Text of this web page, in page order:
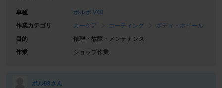
車種
ボルボ V40
作業カテゴリ
カーケア コーティング
ボディ・ホイール
目的
修理・故障・メンテナンス
作業
ショップ作業
ボル98さん